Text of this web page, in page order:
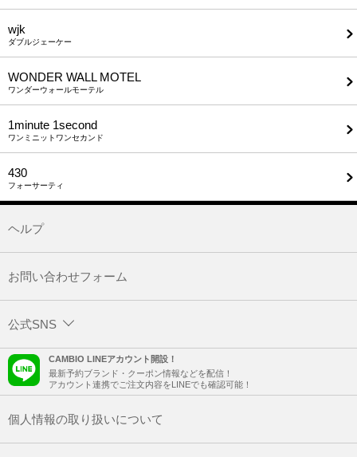
wjk
ダブルジェーケー
WONDER WALL MOTEL
ワンダーウォールモーテル
1minute​ 1second
ワンミニットワンセカンド
430
フォーサーティ
ヘルプ
お問い合わせフォーム
公式SNS
CAMBIO LINEアカウント開設！
最新予約ブランド・クーポン情報などを配信！
アカウント連携でご注文内容をLINEでも確認可能！
個人情報の取り扱いについて